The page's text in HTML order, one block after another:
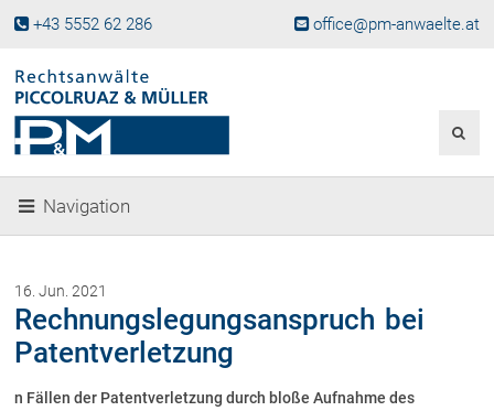
+43 5552 62 286 office@pm-anwaelte.at
Fachgebiete
Gesellschaftsgründung &
Beteiligungen
Immobilienrecht, Bauträgerrecht
Ferienimmobilien in Vorarlberg
Erbrecht
Familienrecht und Scheidungen
Navigation
16. Jun. 2021
Rechnungslegungsanspruch bei
Patentverletzung
n Fällen der Patentverletzung durch bloße Aufnahme des